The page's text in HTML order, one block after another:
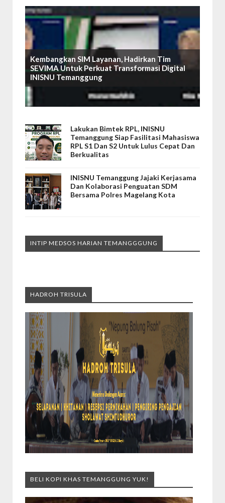
Kembangkan SIM Layanan, Hadirkan Tim
SEVIMA Untuk Perkuat Transformasi Digital
INISNU Temanggung
Lakukan Bimtek RPL, INISNU
Temanggung Siap Fasilitasi Mahasiswa
RPL S1 Dan S2 Untuk Lulus Cepat Dan
Berkualitas
INISNU Temanggung Jajaki Kerjasama
Dan Kolaborasi Penguatan SDM
Bersama Polres Magelang Kota
INTIP MEDSOS HARIAN TEMANGGGUNG
HADROH TRISULA
BELI KOPI KHAS TEMANGGUNG YUK!